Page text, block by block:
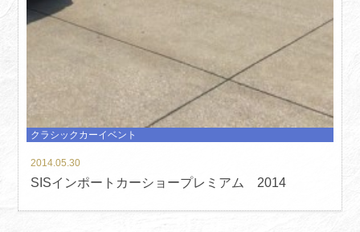
クラシックカーイベント
2014.05.30
SISインポートカーショープレミアム 2014